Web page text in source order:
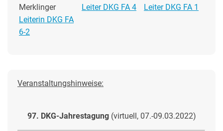
Merklinger
Leiterin DKG FA
6-2
Leiter DKG FA 4
Leiter DKG FA 1
Veranstaltungshinweise:
97. DKG-Jahrestagung (virtuell, 07.-09.03.2022)